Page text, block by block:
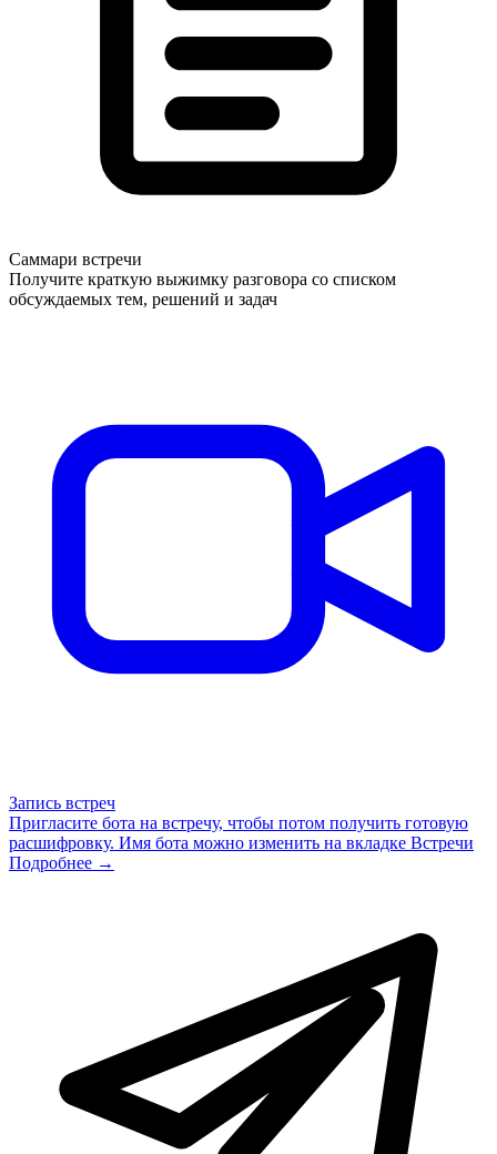
Саммари встречи
Получите краткую выжимку разговора со списком
обсуждаемых тем, решений и задач
Запись встреч
Пригласите бота на встречу, чтобы потом получить готовую
расшифровку. Имя бота можно изменить на вкладке Встречи
Подробнее →